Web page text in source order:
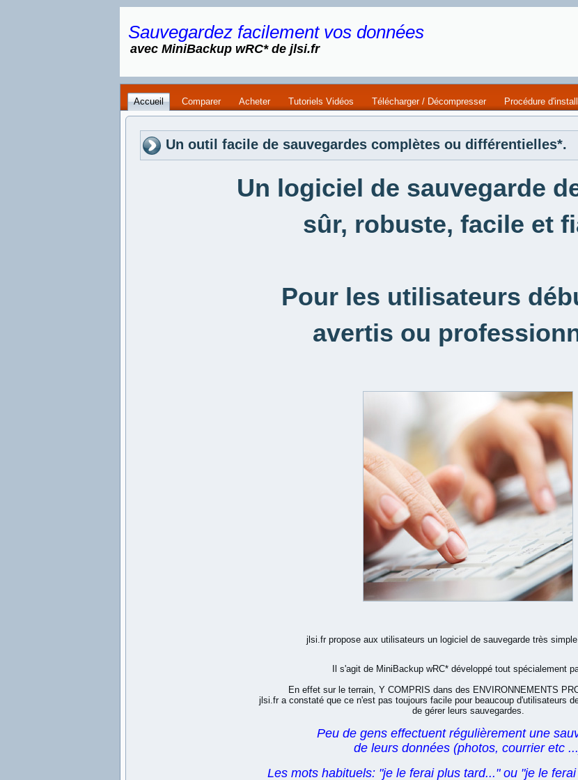
Sauvegardez facilement vos données
avec MiniBackup wRC* de jlsi.fr
Accueil Comparer Acheter Tutoriels Vidéos Télécharger / Décompresser Procédure
Un outil facile de sauvegardes complètes ou différentielles*.
Un logiciel de sauvegarde
sûr, robuste, facile et
Pour les utilisateurs
avertis ou
jlsi.fr propose aux utilisateurs un logiciel de sauvegarde très
Il s'agit de MiniBackup wRC* développé tout spécialement
En effet sur le terrain, Y COMPRIS dans des ENVIRONNEMENTS
jlsi.fr a constaté que ce n'est pas toujours facile pour beaucoup d'utilisateurs
de gérer leurs sauvegardes.
Peu de gens effectuent régulièrement une
de leurs données (photos, courrier etc
Les mots habituels: "je le ferai plus tard..." ou "je le